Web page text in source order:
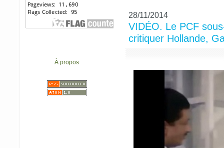
À propos
28/11/2014
VIDÉO. Le PCF
critiquer Hollande,